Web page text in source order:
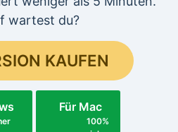
wartest du?
KAUFEN
Für Mac
100%